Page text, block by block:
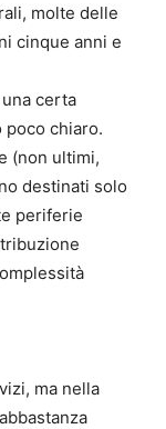
molte delle
cinque anni e
certa
chiaro.
(non ultimi,
destinati solo
periferie
ma nella